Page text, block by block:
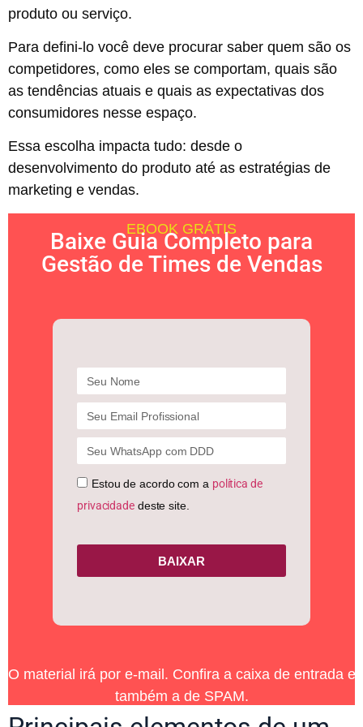
produto ou serviço.
Para defini-lo você deve procurar saber quem são os
competidores, como eles se comportam, quais são
as tendências atuais e quais as expectativas dos
consumidores nesse espaço.
Essa escolha impacta tudo: desde o
desenvolvimento do produto até as estratégias de
marketing e vendas.
EBOOK GRÁTIS
Baixe Guia Completo para
Gestão de Times de Vendas
Estou de acordo com a política de
privacidadedeste site.
BAIXAR
O material irá por e-mail. Confira a caixa de entrada e
também a de SPAM.